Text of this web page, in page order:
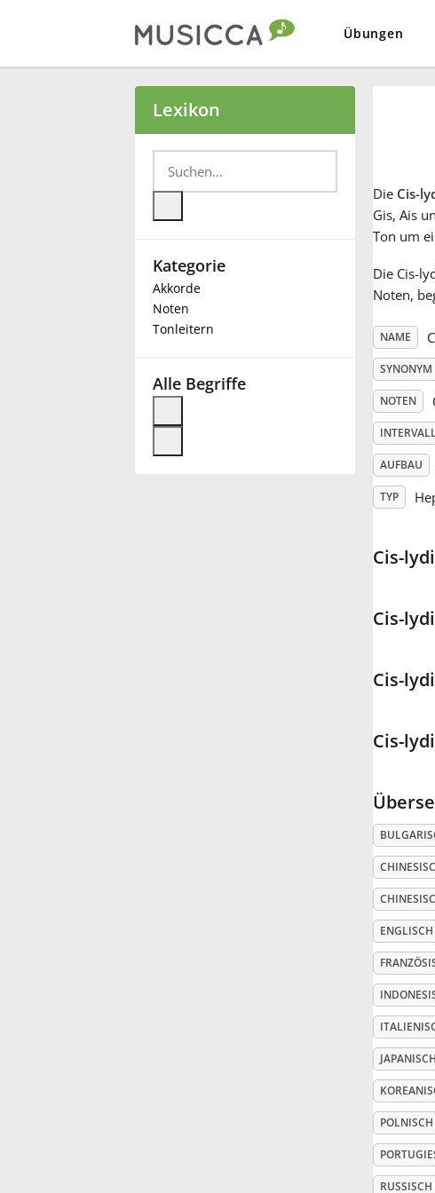
Übungen
Български
Deutsch
Español
Français
Lexikon
Kategorie
Akkorde
Noten
Tonleitern
Alle Begriffe
Die Cis-
Gis, Ais
Ton um
Die Cis-
Noten,
NAME
SYNONYM
NOTEN
AUFBAU
TYP
Cis-
Cis-
Cis-
Cis-
ENGLISCH
JAPANISCH
POLNISCH
RUSSISCH